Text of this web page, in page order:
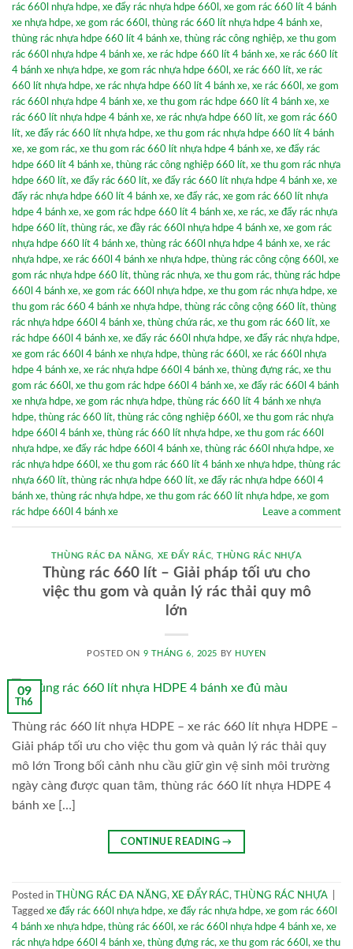
rác 660l nhựa hdpe, xe đẩy rác nhựa hdpe 660l , xe gom rác 660 lít 4 bánh
xe nhựa hdpe, xe gom rác 660l , thùng rác 660 lít nhựa hdpe 4 bánh xe,
thùng rác nhựa hdpe 660 lít 4 bánh xe, thùng rác công nghiệp, xe thu gom
rác 660l nhựa hdpe 4 bánh xe, xe rác hdpe 660 lít 4 bánh xe, xe rác 660 lít
4 bánh xe nhựa hdpe, xe gom rác nhựa hdpe 660l , xe rác 660 lít, xe rác
660 lít nhựa hdpe, xe rác nhựa hdpe 660 lít 4 bánh xe, xe rác 660l , xe gom
rác 660l nhựa hdpe 4 bánh xe, xe thu gom rác hdpe 660 lít 4 bánh xe, xe
rác 660 lít nhựa hdpe 4 bánh xe, xe rác nhựa hdpe 660 lít, xe gom rác 660
lít, xe đẩy rác 660 lít nhựa hdpe, xe thu gom rác nhựa hdpe 660 lít 4 bánh
xe, xe gom rác, xe thu gom rác 660 lít nhựa hdpe 4 bánh xe, xe đẩy rác
hdpe 660 lít 4 bánh xe, thùng rác công nghiệp 660 lít, xe thu gom rác nhựa
hdpe 660 lít, xe đẩy rác 660 lít, xe đẩy rác 660 lít nhựa hdpe 4 bánh xe, xe
đẩy rác nhựa hdpe 660 lít 4 bánh xe, xe đẩy rác, xe gom rác 660 lít nhựa
hdpe 4 bánh xe, xe gom rác hdpe 660 lít 4 bánh xe, xe rác, xe đẩy rác nhựa
hdpe 660 lít, thùng rác, xe đầy rác 660l nhựa hdpe 4 bánh xe, xe gom rác
nhựa hdpe 660 lít 4 bánh xe, thùng rác 660l nhựa hdpe 4 bánh xe, xe rác
nhựa hdpe, xe rác 660l 4 bánh xe nhựa hdpe, thùng rác công cộng 660l , xe
gom rác nhựa hdpe 660 lít, thùng rác nhựa, xe thu gom rác, thùng rác hdpe
660l 4 bánh xe, xe gom rác 660l nhựa hdpe, xe thu gom rác nhựa hdpe, xe
thu gom rác 660 4 bánh xe nhựa hdpe, thùng rác công cộng 660 lít, thùng
rác nhựa hdpe 660l 4 bánh xe, thùng chứa rác, xe thu gom rác 660 lít, xe
rác hdpe 660l 4 bánh xe, xe đẩy rác 660l nhựa hdpe, xe đẩy rác nhựa hdpe,
xe gom rác 660l 4 bánh xe nhựa hdpe, thùng rác 660l , xe rác 660l nhựa
hdpe 4 bánh xe, xe rác nhựa hdpe 660l 4 bánh xe, thùng đựng rác, xe thu
gom rác 660l , xe thu gom rác hdpe 660l 4 bánh xe, xe đẩy rác 660l 4 bánh
xe nhựa hdpe, xe gom rác nhựa hdpe, thùng rác 660 lít 4 bánh xe nhựa
hdpe, thùng rác 660 lít, thùng rác công nghiệp 660l , xe thu gom rác nhựa
hdpe 660l 4 bánh xe, thùng rác 660 lít nhựa hdpe, xe thu gom rác 660l
nhựa hdpe, xe đẩy rác hdpe 660l 4 bánh xe, thùng rác 660l nhựa hdpe, xe
rác nhựa hdpe 660l , xe thu gom rác 660 lít 4 bánh xe nhựa hdpe, thùng rác
nhựa 660 lít, thùng rác nhựa hdpe 660 lít, xe đẩy rác nhựa hdpe 660l 4
bánh xe, thùng rác nhựa hdpe, xe thu gom rác 660 lít nhựa hdpe, xe gom
rác hdpe 660l 4 bánh xe
Leave a comment
THÙNG RÁC ĐA NĂNG XE ĐẨY RÁC ,THÙNG RÁC NHỰA
Thùng rác 660 lít – Giải pháp tối ưu cho
việc thu gom và quản lý rác thải quy mô
lớn
POSTED ON 9 THÁNG 6, 2025 BY HUYEN
09
Th6
Thùng rác 660 lít nhựa HDPE – xe rác 660 lít nhựa HDPE –
Giải pháp tối ưu cho việc thu gom và quản lý rác thải quy
mô lớn Trong bối cảnh nhu cầu giữ gìn vệ sinh môi trường
ngày càng được quan tâm, thùng rác 660 lít nhựa HDPE 4
bánh xe […]
CONTINUE READING→
Posted in THÙNG RÁC ĐA NĂNG, XE ĐẨY RÁC, THÙNG RÁC NHỰA
Tagged xe đẩy rác 660l nhựa hdpe, xe đẩy rác nhựa hdpe, xe gom rác 660l
4 bánh xe nhựa hdpe, thùng rác 660l , xe rác 660l nhựa hdpe 4 bánh xe, xe
rác nhựa hdpe 660l 4 bánh xe, thùng đựng rác, xe thu gom rác 660l , xe thu